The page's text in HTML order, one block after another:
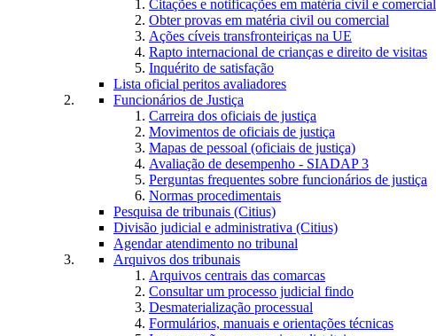
Citações e notificações em matéria civil e comercial
Obter provas em matéria civil ou comercial
Ações cíveis transfronteiriças na UE
Rapto internacional de crianças e direito de visitas
Inquérito de satisfação
Lista oficial peritos avaliadores
Funcionários de Justiça
Carreira dos oficiais de justiça
Movimentos de oficiais de justiça
Mapas de pessoal (oficiais de justiça)
Avaliação de desempenho - SIADAP 3
Perguntas frequentes sobre funcionários de justiça
Normas procedimentais
Pesquisa de tribunais (Citius)
Divisão judicial e administrativa (Citius)
Agendar atendimento no tribunal
Arquivos dos tribunais
Arquivos centrais das comarcas
Consultar um processo judicial findo
Desmaterialização processual
Formulários, manuais e orientações técnicas